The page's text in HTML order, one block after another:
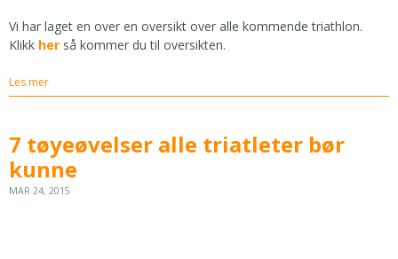
Vi har laget en over en oversikt over alle kommende triathlon.
Klikk her så kommer du til oversikten.
Les mer
7 tøyeøvelser alle triatleter bør
kunne
MAR 24, 2015